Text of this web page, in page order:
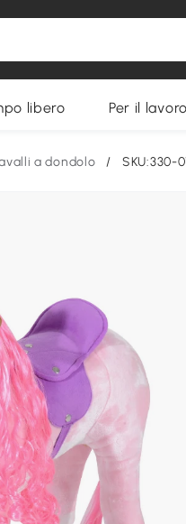
libero Per il lavoro
a dondolo / SKU:330-